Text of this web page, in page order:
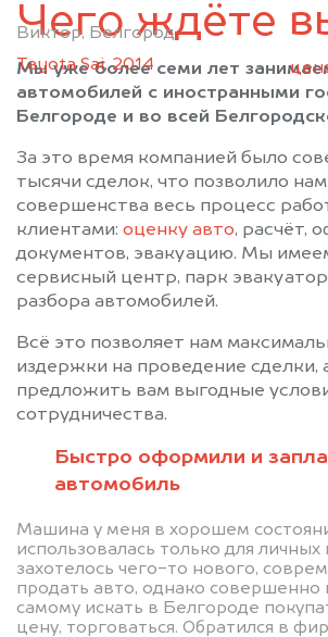
Виктор, Белгород
Tayota Sai, 2014
Быстро оформили и
автомобиль
Машина у меня в хорошем
использовалась только для
захотелось чего-то нового,
продать авто, однако совершенно
самому искать в Белгороде
цену, торговаться. Обратился в
Чего ждёте
Мы уже более семи лет
автомобилей с иностранными
Белгороде и во всей
За это время компанией было
тысячи сделок, что позволило
совершенства весь процесс
клиентами: оценку авто, расчёт,
документов, эвакуацию. Мы
сервисный центр, парк
разбора автомобилей.
Всё это позволяет нам
издержки на проведение сделки,
предложить вам выгодные
сотрудничества.
Позвоните
(472) 220-